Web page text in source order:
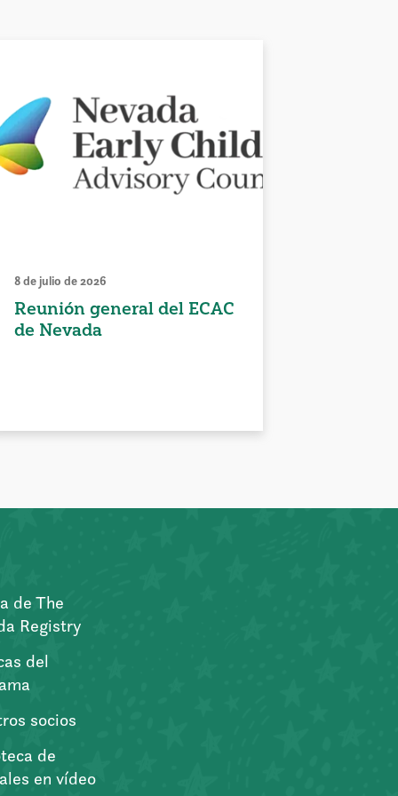
8 de julio de 2026
Reunión general del ECAC
de Nevada
de The
Registry
del
socios
de
en vídeo